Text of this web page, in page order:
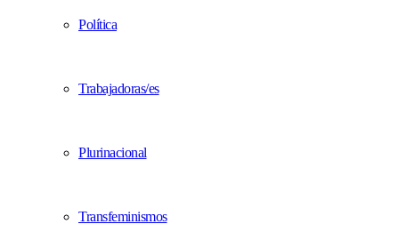
Política
Trabajadoras/es
Plurinacional
Transfeminismos